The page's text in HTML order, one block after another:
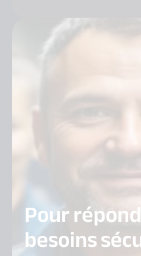
Pour
besoins